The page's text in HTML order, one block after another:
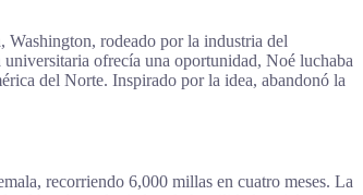
rodeado por la industria del
universitaria ofrecía una oportunidad, Noé luchaba
del Norte. Inspirado por la idea, abandonó la
recorriendo 6,000 millas en cuatro meses. La